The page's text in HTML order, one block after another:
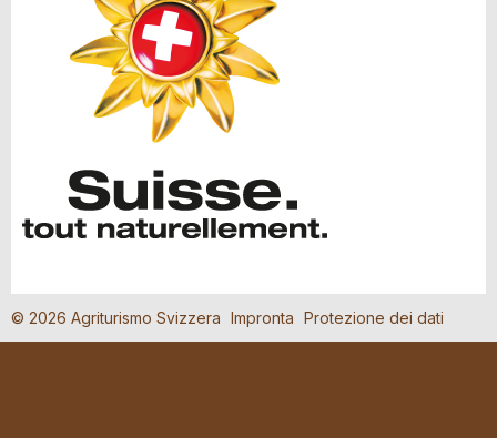
© 2026 Agriturismo Svizzera Impronta Protezione dei dati